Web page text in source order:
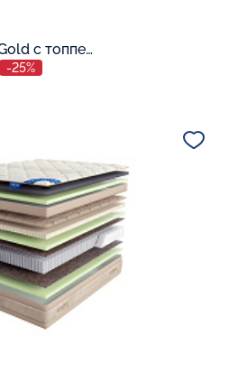
Матрас Dolce Vita Gold с топпером Memory 42
-25%
В корзину